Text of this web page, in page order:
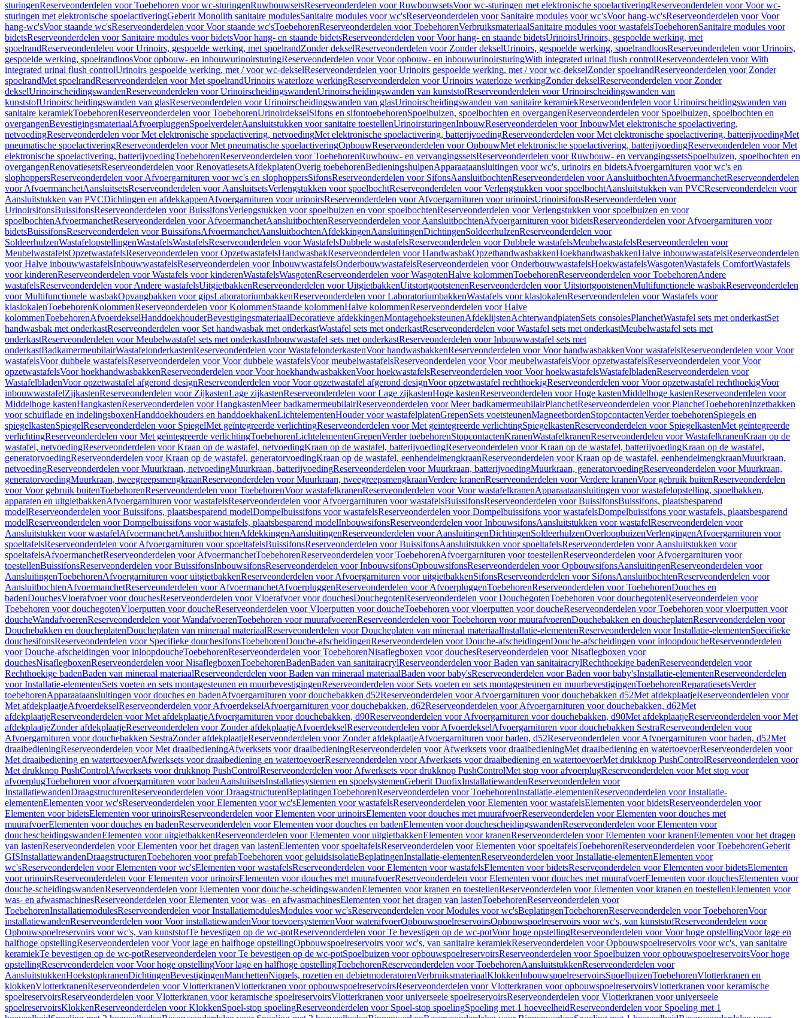
sturingenReserveonderdelen voor Toebehoren voor wc-sturingenRuwbouwsetsReserveonderdelen voor RuwbouwsetsVoor wc-sturingen met elektronische spoelactiveringReserveonderdelen voor Voor wc-
sturingen met elektronische spoelactiveringGeberit Monolith sanitaire modulesSanitaire modules voor wc'sReserveonderdelen voor Sanitaire modules voor wc'sVoor hang-wc'sReserveonderdelen voor Voor
hang-wc'sVoor staande wc'sReserveonderdelen voor Voor staande wc'sToebehorenReserveonderdelen voor ToebehorenVerbruiksmateriaalSanitaire modules voor wastafelsToebehorenSanitaire modules voor
bidetsReserveonderdelen voor Sanitaire modules voor bidetsVoor hang- en staande bidetsReserveonderdelen voor Voor hang- en staande bidetsUrinoirsUrinoirs, gespoelde werking, met
spoelrandReserveonderdelen voor Urinoirs, gespoelde werking, met spoelrandZonder dekselReserveonderdelen voor Zonder dekselUrinoirs, gespoelde werking, spoelrandloosReserveonderdelen voor Urinoirs,
gespoelde werking, spoelrandloosVoor opbouw- en inbouwurinoirsturingReserveonderdelen voor Voor opbouw- en inbouwurinoirsturingWith integrated urinal flush controlReserveonderdelen voor With
integrated urinal flush controlUrinoirs gespoelde werking, met / voor wc-dekselReserveonderdelen voor Urinoirs gespoelde werking, met / voor wc-dekselZonder spoelrandReserveonderdelen voor Zonder
spoelrandMet spoelrandReserveonderdelen voor Met spoelrandUrinoirs waterloze werkingReserveonderdelen voor Urinoirs waterloze werkingZonder dekselReserveonderdelen voor Zonder
dekselUrinoirscheidingswandenReserveonderdelen voor UrinoirscheidingswandenUrinoirscheidingswanden van kunststofReserveonderdelen voor Urinoirscheidingswanden van
kunststofUrinoirscheidingswanden van glasReserveonderdelen voor Urinoirscheidingswanden van glasUrinoirscheidingswanden van sanitaire keramiekReserveonderdelen voor Urinoirscheidingswanden van
sanitaire keramiekToebehorenReserveonderdelen voor ToebehorenUrinoirdekselSifons en sifontoebehorenSpoelbuizen, spoelbochten en overgangenReserveonderdelen voor Spoelbuizen, spoelbochten en
overgangenBevestigingsmateriaalAfvoerpluggenSpoelverdelerAansluitstukken voor sanitaire toestellenUrinoirsturingenInbouwReserveonderdelen voor InbouwMet elektronische spoelactivering,
netvoedingReserveonderdelen voor Met elektronische spoelactivering, netvoedingMet elektronische spoelactivering, batterijvoedingReserveonderdelen voor Met elektronische spoelactivering, batterijvoedingMet
pneumatische spoelactiveringReserveonderdelen voor Met pneumatische spoelactiveringOpbouwReserveonderdelen voor OpbouwMet elektronische spoelactivering, batterijvoedingReserveonderdelen voor Met
elektronische spoelactivering, batterijvoedingToebehorenReserveonderdelen voor ToebehorenRuwbouw- en vervangingssetsReserveonderdelen voor Ruwbouw- en vervangingssetsSpoelbuizen, spoelbochten en
overgangenRenovatiesetsReserveonderdelen voor RenovatiesetsAfdekplatenOverig toebehorenBedieningshulpenApparaataansluitingen voor wc's, urinoirs en bidetsAfvoergarnituren voor wc's en
slophoppersReserveonderdelen voor Afvoergarnituren voor wc's en slophoppersSifonsReserveonderdelen voor SifonsAansluitbochtenReserveonderdelen voor AansluitbochtenAfvoermanchetReserveonderdelen
voor AfvoermanchetAansluitsetsReserveonderdelen voor AansluitsetsVerlengstukken voor spoelbochtReserveonderdelen voor Verlengstukken voor spoelbochtAansluitstukken van PVCReserveonderdelen voor
Aansluitstukken van PVCDichtingen en afdekkappenAfvoergarnituren voor urinoirsReserveonderdelen voor Afvoergarnituren voor urinoirsUrinoirsifonsReserveonderdelen voor
UrinoirsifonsBuissifonsReserveonderdelen voor BuissifonsVerlengstukken voor spoelbuizen en voor spoelbochtenReserveonderdelen voor Verlengstukken voor spoelbuizen en voor
spoelbochtenAfvoermanchetReserveonderdelen voor AfvoermanchetAansluitbochtenReserveonderdelen voor AansluitbochtenAfvoergarnituren voor bidetsReserveonderdelen voor Afvoergarnituren voor
bidetsBuissifonsReserveonderdelen voor BuissifonsAfvoermanchetAansluitbochtenAfdekkingenAansluitingenDichtingenSoldeerhulzenReserveonderdelen voor
SoldeerhulzenWastafelopstellingenWastafelsWastafelsReserveonderdelen voor WastafelsDubbele wastafelsReserveonderdelen voor Dubbele wastafelsMeubelwastafelsReserveonderdelen voor
MeubelwastafelsOpzetwastafelsReserveonderdelen voor OpzetwastafelsHandwasbakReserveonderdelen voor HandwasbakOpzethandwasbakkenHoekhandwasbakkenHalve inbouwwastafelsReserveonderdelen
voor Halve inbouwwastafelsInbouwwastafelsReserveonderdelen voor InbouwwastafelsOnderbouwwastafelsReserveonderdelen voor OnderbouwwastafelsHoekwastafelsWasgotenWastafels ComfortWastafels
voor kinderenReserveonderdelen voor Wastafels voor kinderenWastafelsWasgotenReserveonderdelen voor WasgotenHalve kolommenToebehorenReserveonderdelen voor ToebehorenAndere
wastafelsReserveonderdelen voor Andere wastafelsUitgietbakkenReserveonderdelen voor UitgietbakkenUitstortgootstenenReserveonderdelen voor UitstortgootstenenMultifunctionele wasbakReserveonderdelen
voor Multifunctionele wasbakOpvangbakken voor gipsLaboratoriumbakkenReserveonderdelen voor LaboratoriumbakkenWastafels voor klaslokalenReserveonderdelen voor Wastafels voor
klaslokalenToebehorenKolommenReserveonderdelen voor KolommenStaande kolommenHalve kolommenReserveonderdelen voor Halve
kolommenToebehorenAfvoerdekselHanddoekhouderBevestigingsmateriaalDecoratieve afdekkingenMontagehoeksteunenAfdeklijstenAchterwandplatenSets consolesPlanchetWastafel sets met onderkastSet
handwasbak met onderkastReserveonderdelen voor Set handwasbak met onderkastWastafel sets met onderkastReserveonderdelen voor Wastafel sets met onderkastMeubelwastafel sets met
onderkastReserveonderdelen voor Meubelwastafel sets met onderkastInbouwwastafel sets met onderkastReserveonderdelen voor Inbouwwastafel sets met
onderkastBadkamermeubilairWastafelonderkastenReserveonderdelen voor WastafelonderkastenVoor handwasbakkenReserveonderdelen voor Voor handwasbakkenVoor wastafelsReserveonderdelen voor Voor
wastafelsVoor dubbele wastafelsReserveonderdelen voor Voor dubbele wastafelsVoor meubelwastafelsReserveonderdelen voor Voor meubelwastafelsVoor opzetwastafelsReserveonderdelen voor Voor
opzetwastafelsVoor hoekhandwasbakkenReserveonderdelen voor Voor hoekhandwasbakkenVoor hoekwastafelsReserveonderdelen voor Voor hoekwastafelsWastafelbladenReserveonderdelen voor
WastafelbladenVoor opzetwastafel afgerond designReserveonderdelen voor Voor opzetwastafel afgerond designVoor opzetwastafel rechthoekigReserveonderdelen voor Voor opzetwastafel rechthoekigVoor
inbouwwastafelZijkastenReserveonderdelen voor ZijkastenLage zijkastenReserveonderdelen voor Lage zijkastenHoge kastenReserveonderdelen voor Hoge kastenMiddelhoge kastenReserveonderdelen voor
Middelhoge kastenHangkastenReserveonderdelen voor HangkastenMeer badkamermeubilairReserveonderdelen voor Meer badkamermeubilairPlanchetReserveonderdelen voor PlanchetToebehorenInzetbakken
voor schuiflade en indelingsboxenHanddoekhouders en handdoekhakenLichtelementenHouder voor wastafelplatenGrepenSets voetsteunenMagneetbordenStopcontactenVerder toebehorenSpiegels en
spiegelkastenSpiegelReserveonderdelen voor SpiegelMet geïntegreerde verlichtingReserveonderdelen voor Met geïntegreerde verlichtingSpiegelkastenReserveonderdelen voor SpiegelkastenMet geïntegreerde
verlichtingReserveonderdelen voor Met geïntegreerde verlichtingToebehorenLichtelementenGrepenVerder toebehorenStopcontactenKranenWastafelkranenReserveonderdelen voor WastafelkranenKraan op de
wastafel, netvoedingReserveonderdelen voor Kraan op de wastafel, netvoedingKraan op de wastafel, batterijvoedingReserveonderdelen voor Kraan op de wastafel, batterijvoedingKraan op de wastafel,
generatorvoedingReserveonderdelen voor Kraan op de wastafel, generatorvoedingKraan op de wastafel, eenhendelmengkraanReserveonderdelen voor Kraan op de wastafel, eenhendelmengkraanMuurkraan,
netvoedingReserveonderdelen voor Muurkraan, netvoedingMuurkraan, batterijvoedingReserveonderdelen voor Muurkraan, batterijvoedingMuurkraan, generatorvoedingReserveonderdelen voor Muurkraan,
generatorvoedingMuurkraan, tweegreepsmengkraanReserveonderdelen voor Muurkraan, tweegreepsmengkraanVerdere kranenReserveonderdelen voor Verdere kranenVoor gebruik buitenReserveonderdelen
voor Voor gebruik buitenToebehorenReserveonderdelen voor ToebehorenVoor wastafelkranenReserveonderdelen voor Voor wastafelkranenApparaataansluitingen voor wastafelopstelling, spoelbakken,
apparaten en uitgietbakkenAfvoergarnituren voor wastafelsReserveonderdelen voor Afvoergarnituren voor wastafelsBuissifonsReserveonderdelen voor BuissifonsBuissifons, plaatsbesparend
modelReserveonderdelen voor Buissifons, plaatsbesparend modelDompelbuissifons voor wastafelsReserveonderdelen voor Dompelbuissifons voor wastafelsDompelbuissifons voor wastafels, plaatsbesparend
modelReserveonderdelen voor Dompelbuissifons voor wastafels, plaatsbesparend modelInbouwsifonsReserveonderdelen voor InbouwsifonsAansluitstukken voor wastafelReserveonderdelen voor
Aansluitstukken voor wastafelAfvoermanchetAansluitbochtenAfdekkingenAansluitingenReserveonderdelen voor AansluitingenDichtingenSoldeerhulzenOverloopbuizenVerlengingenAfvoergarnituren voor
spoeltafelsReserveonderdelen voor Afvoergarnituren voor spoeltafelsBuissifonsReserveonderdelen voor BuissifonsAansluitstukken voor spoeltafelsReserveonderdelen voor Aansluitstukken voor
spoeltafelsAfvoermanchetReserveonderdelen voor AfvoermanchetToebehorenReserveonderdelen voor ToebehorenAfvoergarnituren voor toestellenReserveonderdelen voor Afvoergarnituren voor
toestellenBuissifonsReserveonderdelen voor BuissifonsInbouwsifonsReserveonderdelen voor InbouwsifonsOpbouwsifonsReserveonderdelen voor OpbouwsifonsAansluitingenReserveonderdelen voor
AansluitingenToebehorenAfvoergarnituren voor uitgietbakkenReserveonderdelen voor Afvoergarnituren voor uitgietbakkenSifonsReserveonderdelen voor SifonsAansluitbochtenReserveonderdelen voor
AansluitbochtenAfvoermanchetReserveonderdelen voor AfvoermanchetAfvoerpluggenReserveonderdelen voor AfvoerpluggenToebehorenReserveonderdelen voor ToebehorenDouches en
badenDouchesVloerafvoer voor douchesReserveonderdelen voor Vloerafvoer voor douchesDouchegotenReserveonderdelen voor DouchegotenToebehoren voor douchegotenReserveonderdelen voor
Toebehoren voor douchegotenVloerputten voor doucheReserveonderdelen voor Vloerputten voor doucheToebehoren voor vloerputten voor doucheReserveonderdelen voor Toebehoren voor vloerputten voor
doucheWandafvoerenReserveonderdelen voor WandafvoerenToebehoren voor muurafvoerenReserveonderdelen voor Toebehoren voor muurafvoerenDouchebakken en doucheplatenReserveonderdelen voor
Douchebakken en doucheplatenDoucheplaten van mineraal materiaalReserveonderdelen voor Doucheplaten van mineraal materiaalInstallatie-elementenReserveonderdelen voor Installatie-elementenSpecifieke
douchesifonsReserveonderdelen voor Specifieke douchesifonsToebehorenDouche-afscheidingenReserveonderdelen voor Douche-afscheidingenDouche-afscheidingen voor inloopdoucheReserveonderdelen
voor Douche-afscheidingen voor inloopdoucheToebehorenReserveonderdelen voor ToebehorenNisaflegboxen voor douchesReserveonderdelen voor Nisaflegboxen voor
douchesNisaflegboxenReserveonderdelen voor NisaflegboxenToebehorenBadenBaden van sanitairacrylReserveonderdelen voor Baden van sanitairacrylRechthoekige badenReserveonderdelen voor
Rechthoekige badenBaden van mineraal materiaalReserveonderdelen voor Baden van mineraal materiaalBaden voor baby'sReserveonderdelen voor Baden voor baby'sInstallatie-elementenReserveonderdelen
voor Installatie-elementenSets voeten en sets montagesteunen en muurbevestigingenReserveonderdelen voor Sets voeten en sets montagesteunen en muurbevestigingenToebehorenReparatiesetsVerder
toebehorenApparaataansluitingen voor douches en badenAfvoergarnituren voor douchebakken d52Reserveonderdelen voor Afvoergarnituren voor douchebakken d52Met afdekplaatjeReserveonderdelen voor
Met afdekplaatjeAfvoerdekselReserveonderdelen voor AfvoerdekselAfvoergarnituren voor douchebakken, d62Reserveonderdelen voor Afvoergarnituren voor douchebakken, d62Met
afdekplaatjeReserveonderdelen voor Met afdekplaatjeAfvoergarnituren voor douchebakken, d90Reserveonderdelen voor Afvoergarnituren voor douchebakken, d90Met afdekplaatjeReserveonderdelen voor Met
afdekplaatjeZonder afdekplaatjeReserveonderdelen voor Zonder afdekplaatjeAfvoerdekselReserveonderdelen voor AfvoerdekselAfvoergarnituren voor douchebakken SestraReserveonderdelen voor
Afvoergarnituren voor douchebakken SestraZonder afdekplaatjeReserveonderdelen voor Zonder afdekplaatjeAfvoergarnituren voor baden, d52Reserveonderdelen voor Afvoergarnituren voor baden, d52Met
draaibedieningReserveonderdelen voor Met draaibedieningAfwerksets voor draaibedieningReserveonderdelen voor Afwerksets voor draaibedieningMet draaibediening en watertoevoerReserveonderdelen voor
Met draaibediening en watertoevoerAfwerksets voor draaibediening en watertoevoerReserveonderdelen voor Afwerksets voor draaibediening en watertoevoerMet drukknop PushControlReserveonderdelen voor
Met drukknop PushControlAfwerksets voor drukknop PushControlReserveonderdelen voor Afwerksets voor drukknop PushControlMet stop voor afvoerplugReserveonderdelen voor Met stop voor
afvoerplugToebehoren voor afvoergarnituren voor badenAansluitsetsInstallatiesystemen en spoelsystemenGeberit DuofixInstallatiewandenReserveonderdelen voor
InstallatiewandenDraagstructurenReserveonderdelen voor DraagstructurenBeplatingenToebehorenReserveonderdelen voor ToebehorenInstallatie-elementenReserveonderdelen voor Installatie-
elementenElementen voor wc'sReserveonderdelen voor Elementen voor wc'sElementen voor wastafelsReserveonderdelen voor Elementen voor wastafelsElementen voor bidetsReserveonderdelen voor
Elementen voor bidetsElementen voor urinoirsReserveonderdelen voor Elementen voor urinoirsElementen voor douches met muurafvoerReserveonderdelen voor Elementen voor douches met
muurafvoerElementen voor douches en badenReserveonderdelen voor Elementen voor douches en badenElementen voor douchescheidingswandenReserveonderdelen voor Elementen voor
douchescheidingswandenElementen voor uitgietbakkenReserveonderdelen voor Elementen voor uitgietbakkenElementen voor kranenReserveonderdelen voor Elementen voor kranenElementen voor het dragen
van lastenReserveonderdelen voor Elementen voor het dragen van lastenElementen voor spoeltafelsReserveonderdelen voor Elementen voor spoeltafelsToebehorenReserveonderdelen voor ToebehorenGeberit
GISInstallatiewandenDraagstructurenToebehoren voor prefabToebehoren voor geluidsisolatieBeplatingenInstallatie-elementenReserveonderdelen voor Installatie-elementenElementen voor
wc'sReserveonderdelen voor Elementen voor wc'sElementen voor wastafelsReserveonderdelen voor Elementen voor wastafelsElementen voor bidetsReserveonderdelen voor Elementen voor bidetsElementen
voor urinoirsReserveonderdelen voor Elementen voor urinoirsElementen voor douches met muurafvoerReserveonderdelen voor Elementen voor douches met muurafvoerElementen voor douchesElementen voor
douche-scheidingswandenReserveonderdelen voor Elementen voor douche-scheidingswandenElementen voor kranen en toestellenReserveonderdelen voor Elementen voor kranen en toestellenElementen voor
was- en afwasmachinesReserveonderdelen voor Elementen voor was- en afwasmachinesElementen voor het dragen van lastenToebehorenReserveonderdelen voor
ToebehorenInstallatiemodulesReserveonderdelen voor InstallatiemodulesModules voor wc'sReserveonderdelen voor Modules voor wc'sBeplatingenToebehorenReserveonderdelen voor ToebehorenVoor
installatiewandenReserveonderdelen voor Voor installatiewandenVoor toevoersystemenVoor waterafvoerOpbouwspoelreservoirsOpbouwspoelreservoirs voor wc's, van kunststofReserveonderdelen voor
Opbouwspoelreservoirs voor wc's, van kunststofTe bevestigen op de wc-potReserveonderdelen voor Te bevestigen op de wc-potVoor hoge opstellingReserveonderdelen voor Voor hoge opstellingVoor lage en
halfhoge opstellingReserveonderdelen voor Voor lage en halfhoge opstellingOpbouwspoelreservoirs voor wc's, van sanitaire keramiekReserveonderdelen voor Opbouwspoelreservoirs voor wc's, van sanitaire
keramiekTe bevestigen op de wc-potReserveonderdelen voor Te bevestigen op de wc-potSpoelbuizen voor opbouwspoelreservoirsReserveonderdelen voor Spoelbuizen voor opbouwspoelreservoirsVoor hoge
opstellingReserveonderdelen voor Voor hoge opstellingVoor lage en halfhoge opstellingToebehorenReserveonderdelen voor ToebehorenAansluitstukkenReserveonderdelen voor
AansluitstukkenHoekstopkranenDichtingenBevestigingenManchettenNippels, rozetten en debietmoderatorenVerbruiksmateriaalKlokkenInbouwspoelreservoirsSpoelbuizenToebehorenVlotterkranen en
klokkenVlotterkranenReserveonderdelen voor VlotterkranenVlotterkranen voor opbouwspoelreservoirsReserveonderdelen voor Vlotterkranen voor opbouwspoelreservoirsVlotterkranen voor keramische
spoelreservoirsReserveonderdelen voor Vlotterkranen voor keramische spoelreservoirsVlotterkranen voor universeele spoelreservoirsReserveonderdelen voor Vlotterkranen voor universeele
spoelreservoirsKlokkenReserveonderdelen voor KlokkenSpoel-stop spoelingReserveonderdelen voor Spoel-stop spoelingSpoeling met 1 hoeveelheidReserveonderdelen voor Spoeling met 1